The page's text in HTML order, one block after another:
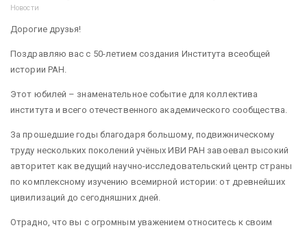
Новости
Дорогие друзья!
Поздравляю вас с 50-летием создания Института всеобщей
истории РАН.
Этот юбилей – знаменательное событие для коллектива
института и всего отечественного академического сообщества.
За прошедшие годы благодаря большому, подвижническому
труду нескольких поколений учёных ИВИ РАН завоевал высокий
авторитет как ведущий научно-исследовательский центр страны
по комплексному изучению всемирной истории: от древнейших
цивилизаций до сегодняшних дней.
Отрадно, что вы с огромным уважением относитесь к своим